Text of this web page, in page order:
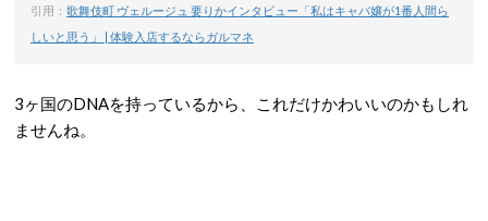
引用： 歌舞伎町 ヴェルージュ 要りかインタビュー「私はキャバ嬢が1番人間ら
しいと思う」 | 体験入店するならガルマネ
3ヶ国のDNAを持っているから、これだけかわいいのかもしれ
ませんね。